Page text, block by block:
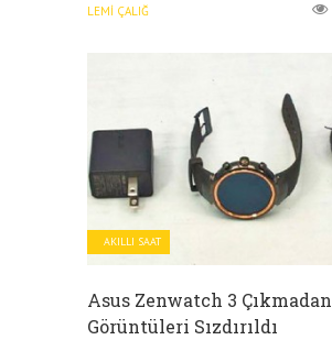
LEMI ÇALIĞ
AKILLI SAAT
Asus Zenwatch 3 Çıkmadan
Görüntüleri Sızdırıldı